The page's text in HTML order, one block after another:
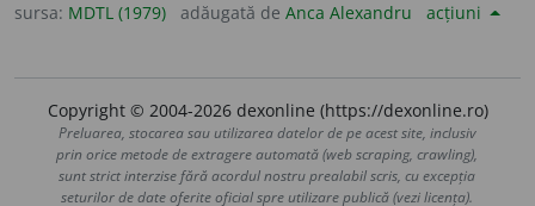
sursa: MDTL (1979) adăugată de Anca Alexandru acțiuni
Copyright © 2004-2026 dexonline (https://dexonline.ro)
Preluarea, stocarea sau utilizarea datelor de pe acest site, inclusiv
prin orice metode de extragere automată (web scraping, crawling),
sunt strict interzise fără acordul nostru prealabil scris, cu excepția
seturilor de date oferite oficial spre utilizare publică (vezi licența).